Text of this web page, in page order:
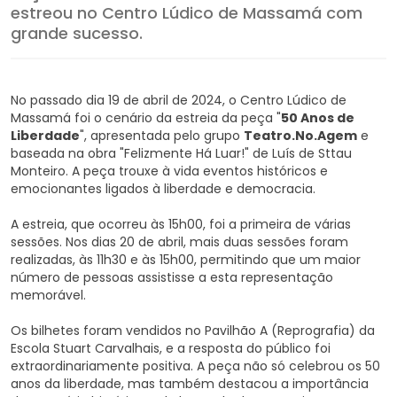
estreou no Centro Lúdico de Massamá com
grande sucesso.
No passado dia 19 de abril de 2024, o Centro Lúdico de
Massamá foi o cenário da estreia da peça "50 Anos de
Liberdade", apresentada pelo grupo Teatro.No.Agem e
baseada na obra "Felizmente Há Luar!" de Luís de Sttau
Monteiro. A peça trouxe à vida eventos históricos e
emocionantes ligados à liberdade e democracia.
A estreia, que ocorreu às 15h00, foi a primeira de várias
sessões. Nos dias 20 de abril, mais duas sessões foram
realizadas, às 11h30 e às 15h00, permitindo que um maior
número de pessoas assistisse a esta representação
memorável.
Os bilhetes foram vendidos no Pavilhão A (Reprografia) da
Escola Stuart Carvalhais, e a resposta do público foi
extraordinariamente positiva. A peça não só celebrou os 50
anos da liberdade, mas também destacou a importância